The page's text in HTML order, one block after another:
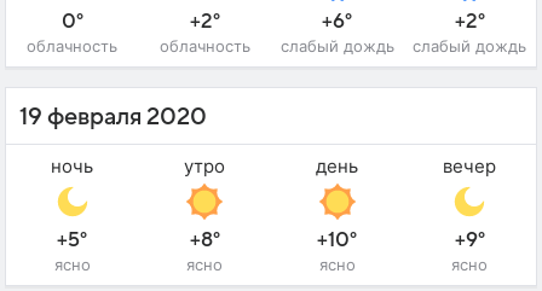
0°
облачность
+2°
облачность
+6°
слабый дождь
+2°
слабый дождь
19 февраля 2020
ночь
+5°
ясно
утро
+8°
ясно
день
+10°
ясно
вечер
+9°
ясно